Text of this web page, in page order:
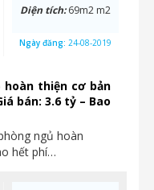
hoàn thiện cơ bản
bán: 3.6 tỷ – Bao
ngủ hoàn
hết phí…
Diện tích:69m2 m2
Ngày đăng: 24-08-2019